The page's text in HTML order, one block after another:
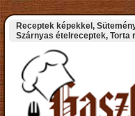
Receptek képekkel,
Szárnyas ételreceptek, Torta